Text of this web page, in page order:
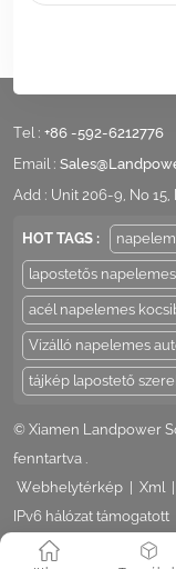
Tel : +86 -592-6212776
Email :
Add : Unit 206-9, No
HOT TAGS :
lapostetős
acél napelemes
Vízálló napelemes
tájkép lapostető
© Xiamen Landpower
fenntartva .
Webhelytérkép
Xml
IPv6 hálózat támogatott